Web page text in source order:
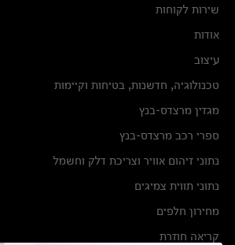
שירות לקוחות
אודות
עיצוב
טכנולוגיה, חדשנות, בטיחות וקיימות
מגזין מרצדס-בנץ
ספרי רכב מרצדס-בנץ
נתוני זיהום אוויר וצריכת דלק וחשמל
נתוני תווית צמיגים
מחירון חלפים
קריאה חוזרת